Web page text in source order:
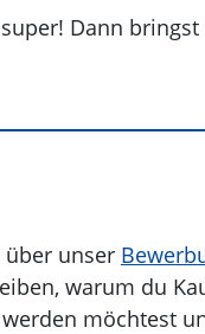
Dann
über unser
warum du
möchtest